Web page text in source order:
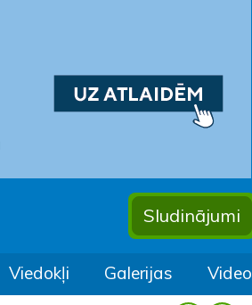
Sludinājumi
Viedokļi Galerijas Video